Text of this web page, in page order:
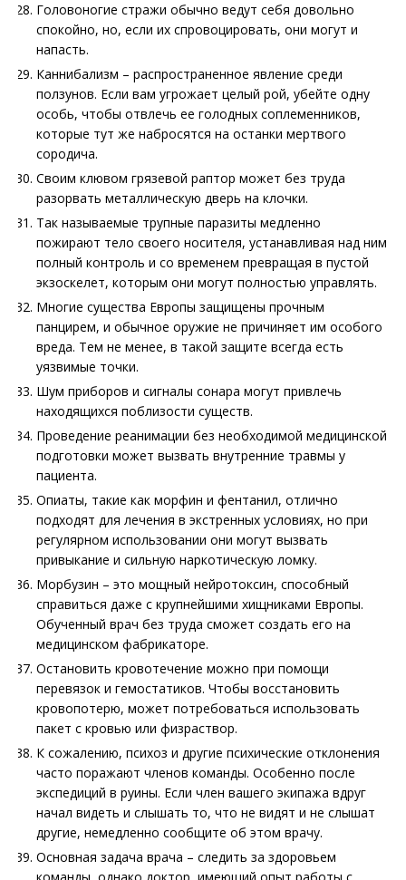
Головоногие стражи обычно ведут себя довольно
спокойно, но, если их спровоцировать, они могут и
напасть.
Каннибализм – распространенное явление среди
ползунов. Если вам угрожает целый рой, убейте одну
особь, чтобы отвлечь ее голодных соплеменников,
которые тут же набросятся на останки мертвого
сородича.
Своим клювом грязевой раптор может без труда
разорвать металлическую дверь на клочки.
Так называемые трупные паразиты медленно
пожирают тело своего носителя, устанавливая над ним
полный контроль и со временем превращая в пустой
экзоскелет, которым они могут полностью управлять.
Многие существа Европы защищены прочным
панцирем, и обычное оружие не причиняет им особого
вреда. Тем не менее, в такой защите всегда есть
уязвимые точки.
Шум приборов и сигналы сонара могут привлечь
находящихся поблизости существ.
Проведение реанимации без необходимой медицинской
подготовки может вызвать внутренние травмы у
пациента.
Опиаты, такие как морфин и фентанил, отлично
подходят для лечения в экстренных условиях, но при
регулярном использовании они могут вызвать
привыкание и сильную наркотическую ломку.
Морбузин – это мощный нейротоксин, способный
справиться даже с крупнейшими хищниками Европы.
Обученный врач без труда сможет создать его на
медицинском фабрикаторе.
Остановить кровотечение можно при помощи
перевязок и гемостатиков. Чтобы восстановить
кровопотерю, может потребоваться использовать
пакет с кровью или физраствор.
К сожалению, психоз и другие психические отклонения
часто поражают членов команды. Особенно после
экспедиций в руины. Если член вашего экипажа вдруг
начал видеть и слышать то, что не видят и не слышат
другие, немедленно сообщите об этом врачу.
Основная задача врача – следить за здоровьем